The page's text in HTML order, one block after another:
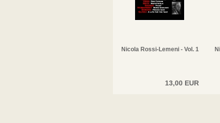
Nicola Rossi-Lemeni - Vol. 1
13,00 EUR